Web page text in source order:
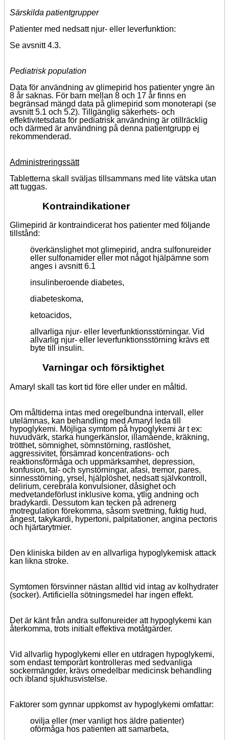
Särskilda patientgrupper
Patienter med nedsatt njur- eller leverfunktion:
Se avsnitt 4.3.
Pediatrisk population
Data för användning av glimepirid hos patienter yngre än
8 år saknas. För barn mellan 8 och 17 år finns en
begränsad mängd data på glimepirid som monoterapi (se
avsnitt 5.1 och 5.2). Tillgänglig säkerhets- och
effektivitetsdata för pediatrisk användning är otillräcklig
och därmed är användning på denna patientgrupp ej
rekommenderad.
Administreringssätt
Tabletterna skall sväljas tillsammans med lite vätska utan
att tuggas.
Kontraindikationer
Glimepirid är kontraindicerat hos patienter med följande
tillstånd:
överkänslighet mot glimepirid, andra sulfonureider
eller sulfonamider eller mot något hjälpämne som
anges i avsnitt 6.1
insulinberoende diabetes,
diabeteskoma,
ketoacidos,
allvarliga njur- eller leverfunktionsstörningar. Vid
allvarlig njur- eller leverfunktionsstörning krävs ett
byte till insulin.
Varningar och försiktighet
Amaryl skall tas kort tid före eller under en måltid.
Om måltiderna intas med oregelbundna intervall, eller
utelämnas, kan behandling med Amaryl leda till
hypoglykemi. Möjliga symtom på hypoglykemi är t ex:
huvudvärk, starka hungerkänslor, illamående, kräkning,
trötthet, sömnighet, sömnstörning, rastlöshet,
aggressivitet, försämrad koncentrations- och
reaktionsförmåga och uppmärksamhet, depression,
konfusion, tal- och synstörningar, afasi, tremor, pares,
sinnesstörning, yrsel, hjälplöshet, nedsatt självkontroll,
delirium, cerebrala konvulsioner, dåsighet och
medvetandeförlust inklusive koma, ytlig andning och
bradykardi. Dessutom kan tecken på adrenerg
motregulation förekomma, såsom svettning, fuktig hud,
ångest, takykardi, hypertoni, palpitationer, angina pectoris
och hjärtarytmier.
Den kliniska bilden av en allvarliga hypoglykemisk attack
kan likna stroke.
Symtomen försvinner nästan alltid vid intag av kolhydrater
(socker). Artificiella sötningsmedel har ingen effekt.
Det är känt från andra sulfonureider att hypoglykemi kan
återkomma, trots initialt effektiva motåtgärder.
Vid allvarlig hypoglykemi eller en utdragen hypoglykemi,
som endast temporärt kontrolleras med sedvanliga
sockermängder, krävs omedelbar medicinsk behandling
och ibland sjukhusvistelse.
Faktorer som gynnar uppkomst av hypoglykemi omfattar:
ovilja eller (mer vanligt hos äldre patienter)
oförmåga hos patienten att samarbeta,